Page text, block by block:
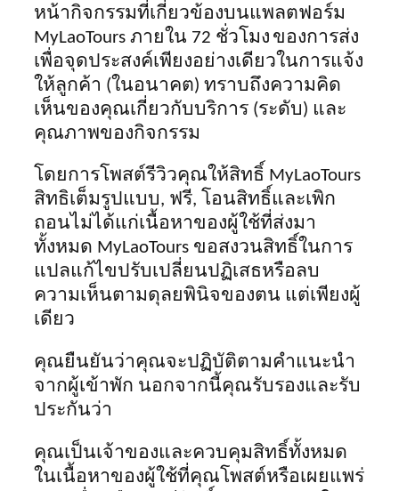
หน้ากิจกรรมที่เกี่ยวข้องบนแพลตฟอร์ม
MyLaoTours ภายใน 72 ชั่วโมง ของการส่ง
เพื่อจุดประสงค์เพียงอย่างเดียวในการแจ้ง
ให้ลูกค้า (ในอนาคต) ทราบถึงความคิด
เห็นของคุณเกี่ยวกับบริการ (ระดับ) และ
คุณภาพของกิจกรรม
โดยการโพสต์รีวิวคุณให้สิทธิ์ MyLaoTours
สิทธิเต็มรูปแบบ, ฟรี, โอนสิทธิ์และเพิก
ถอนไม่ได้แก่เนื้อหาของผู้ใช้ที่ส่งมา
ทั้งหมด MyLaoTours ขอสงวนสิทธิ์ในการ
แปลแก้ไขปรับเปลี่ยนปฏิเสธหรือลบ
ความเห็นตามดุลยพินิจของตน แต่เพียงผู้
เดียว
คุณยืนยันว่าคุณจะปฏิบัติตามคำแนะนำ
จากผู้เข้าพัก นอกจากนี้คุณรับรองและรับ
ประกันว่า
คุณเป็นเจ้าของและควบคุมสิทธิ์ทั้งหมด
ในเนื้อหาของผู้ใช้ที่คุณโพสต์หรือเผยแพร่